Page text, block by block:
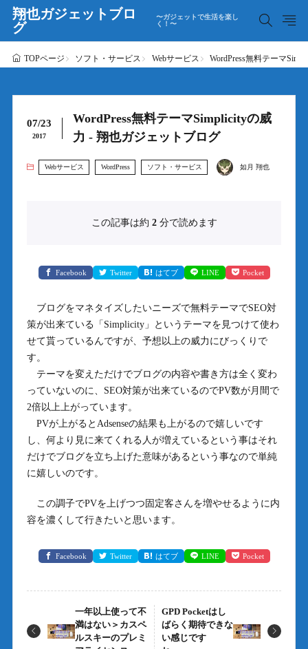
翔也ガジェットブロ
グ
〜ガジェットで生活を楽し
く！〜
TOPページ ソフト・サービス Webサービス WordPress無料テーマ
07/23
2017
WordPress無料テーマSimplicityの威
力 - 翔也ガジェットブログ
Webサービス WordPress ソフト・サービス 如月 翔也
この記事は約 2分で読めます
Facebook Twitter はてブ LINE Pocket
ブログをマネタイズしたいニーズで無料テーマでSEO対
策が出来ている「Simplicity」というテーマを見つけて使わ
せて貰っているんですが、予想以上の威力にびっくりで
す。
テーマを変えただけでブログの内容や書き方は全く変わ
っていないのに、SEO対策が出来ているのでPV数が月間で
2倍以上上がっています。
PVが上がるとAdsenseの結果も上がるので嬉しいです
し、何より見に来てくれる人が増えているという事はそれ
だけでブログを立ち上げた意味があるという事なので単純
に嬉しいのです。
この調子でPVを上げつつ固定客さんを増やせるように内
容を濃くして行きたいと思います。
Facebook Twitter はてブ LINE Pocket
一年以上使って不
満はない＞カスペ
ルスキーのプレミ
GPD Pocketはし
ばらく期待できな
い感じです